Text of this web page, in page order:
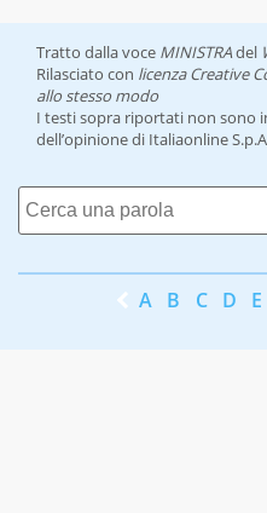
Tratto dalla voce MINISTRAdel
Rilasciato con licenza Creative
allo stesso modo
I testi sopra riportati non sono
dell’opinione di Italiaonline
A B C D E